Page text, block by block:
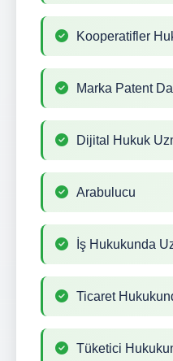
Kooperatifler
Marka Patent
Dijital Hukuk
Arabulucu
İş Hukukunda
Ticaret
Tüketici